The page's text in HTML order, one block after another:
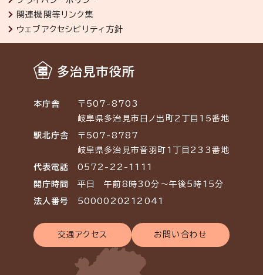
関連機関等リンク集
ウェブアクセシビリティ方針
多治見市役所
本庁舎
〒507-8703
岐阜県多治見市日ノ出町2丁目15番地
駅北庁舎
〒507-8787
岐阜県多治見市音羽町1丁目233番地
代表電話 0572-22-1111
開庁時間 平日 午前8時30分～午後5時15分
法人番号 5000020212041
交通アクセス お問い合わせ